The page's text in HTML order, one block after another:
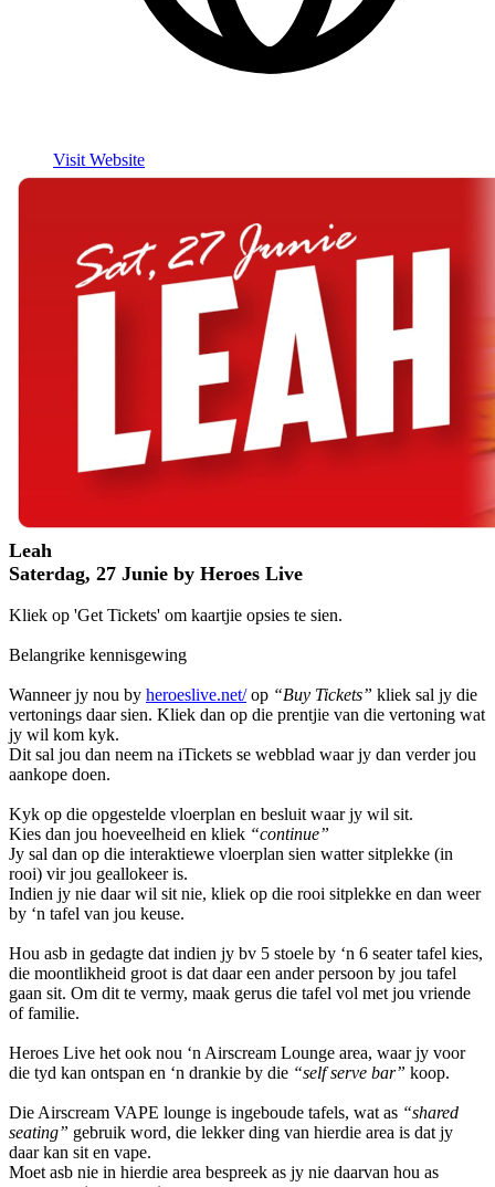
Visit Website
Leah
Saterdag, 27 Junie by Heroes Live
Kliek op 'Get Tickets' om kaartjie opsies te sien.
Belangrike kennisgewing
Wanneer jy nou by heroeslive.net/op “Buy Tickets” kliek sal jy die
vertonings daar sien. Kliek dan op die prentjie van die vertoning wat
jy wil kom kyk.
Dit sal jou dan neem na iTickets se webblad waar jy dan verder jou
aankope doen.
Kyk op die opgestelde vloerplan en besluit waar jy wil sit.
Kies dan jou hoeveelheid en kliek “continue”
Jy sal dan op die interaktiewe vloerplan sien watter sitplekke (in
rooi) vir jou geallokeer is.
Indien jy nie daar wil sit nie, kliek op die rooi sitplekke en dan weer
by ‘n tafel van jou keuse.
Hou asb in gedagte dat indien jy bv 5 stoele by ‘n 6 seater tafel kies,
die moontlikheid groot is dat daar een ander persoon by jou tafel
gaan sit. Om dit te vermy, maak gerus die tafel vol met jou vriende
of familie.
Heroes Live het ook nou ‘n Airscream Lounge area, waar jy voor
die tyd kan ontspan en ‘n drankie by die “self serve bar” koop.
Die Airscream VAPE lounge is ingeboude tafels, wat as “shared
seating” gebruik word, die lekker ding van hierdie area is dat jy
daar kan sit en vape.
Moet asb nie in hierdie area bespreek as jy nie daarvan hou as